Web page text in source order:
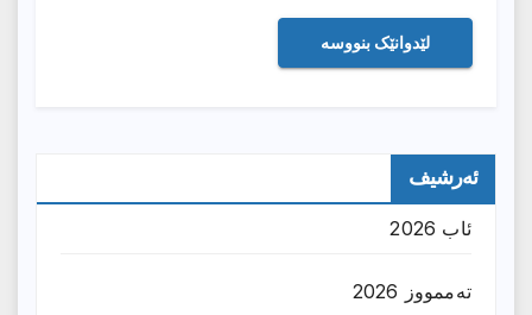
ئەرشیف
ئاب 2026
تەممووز 2026